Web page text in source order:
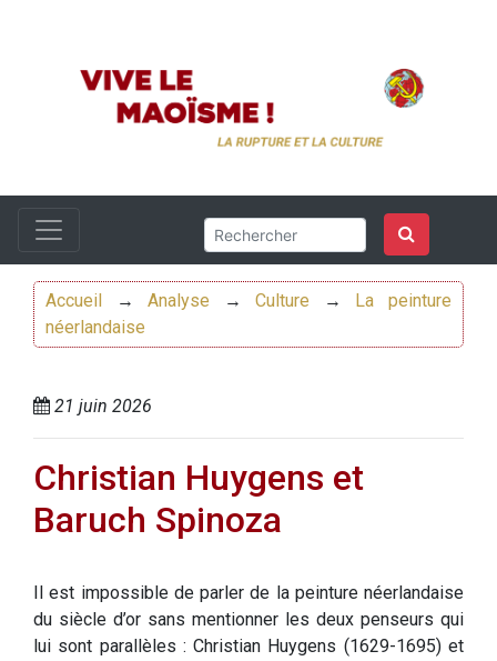
Accueil →Analyse →Culture →
La peinture
néerlandaise
21 juin 2026
Christian Huygens et
Baruch Spinoza
Il est impossible de parler de la peinture néerlandaise
du siècle d’or sans mentionner les deux penseurs qui
lui sont parallèles : Christian Huygens (1629-1695) et